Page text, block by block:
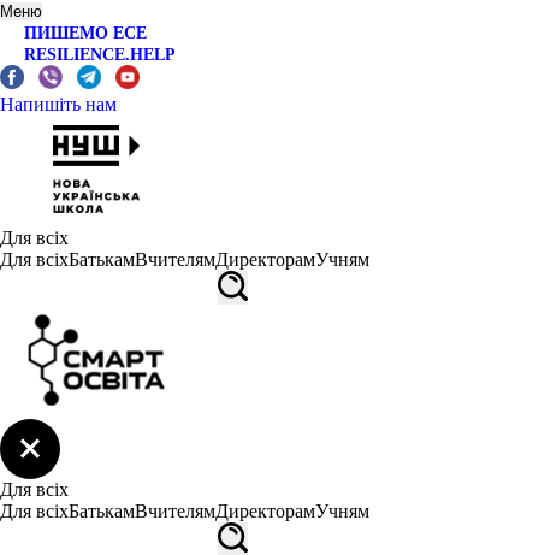
Меню
ПИШЕМО ЕСЕ
RESILIENCE.HELP
Напишіть нам
Для всіх
Для всіхБатькамВчителямДиректорамУчням
Для всіх
Для всіхБатькамВчителямДиректорамУчням